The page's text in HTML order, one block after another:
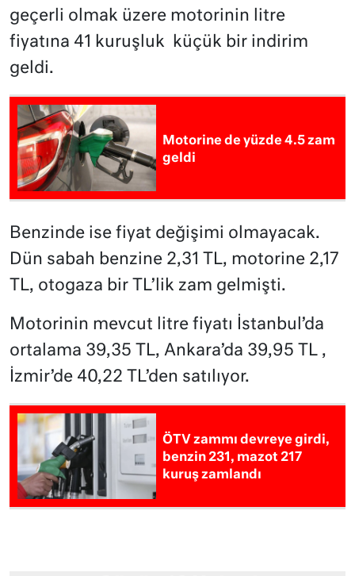
geçerli olmak üzere motorinin litre
fiyatına 41 kuruşluk küçük bir indirim
geldi.
Motorine de yüzde 4.5 zam
geldi
Benzinde ise fiyat değişimi olmayacak.
Dün sabah benzine 2,31 TL, motorine 2,17
TL, otogaza bir TL’lik zam gelmişti.
Motorinin mevcut litre fiyatı İstanbul’da
ortalama 39,35 TL, Ankara’da 39,95 TL ,
İzmir’de 40,22 TL’den satılıyor.
ÖTV zammı devreye girdi,
benzin 231, mazot 217
kuruş zamlandı